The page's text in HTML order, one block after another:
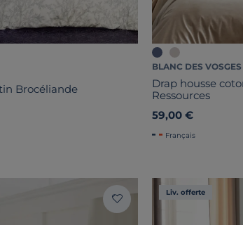
Brocéliande
BLANC DES VOSGES
Drap housse
Ressources
59,00 €
Français
Liv. offerte